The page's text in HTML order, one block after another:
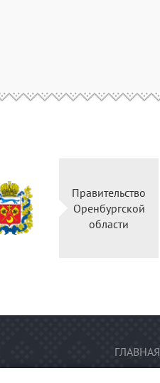
Правительство
Оренбургской
области
ГЛАВНАЯ